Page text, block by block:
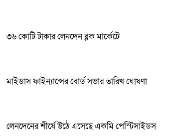
৩৬ কোটি টাকার লেনদেন ব্লক মার্কেটে
মাইডাস ফাইন্যান্সের বোর্ড সভার তারিখ ঘোষণা
লেনদেনের শীর্ষে উঠে এসেছে একমি পেস্টিসাইডস